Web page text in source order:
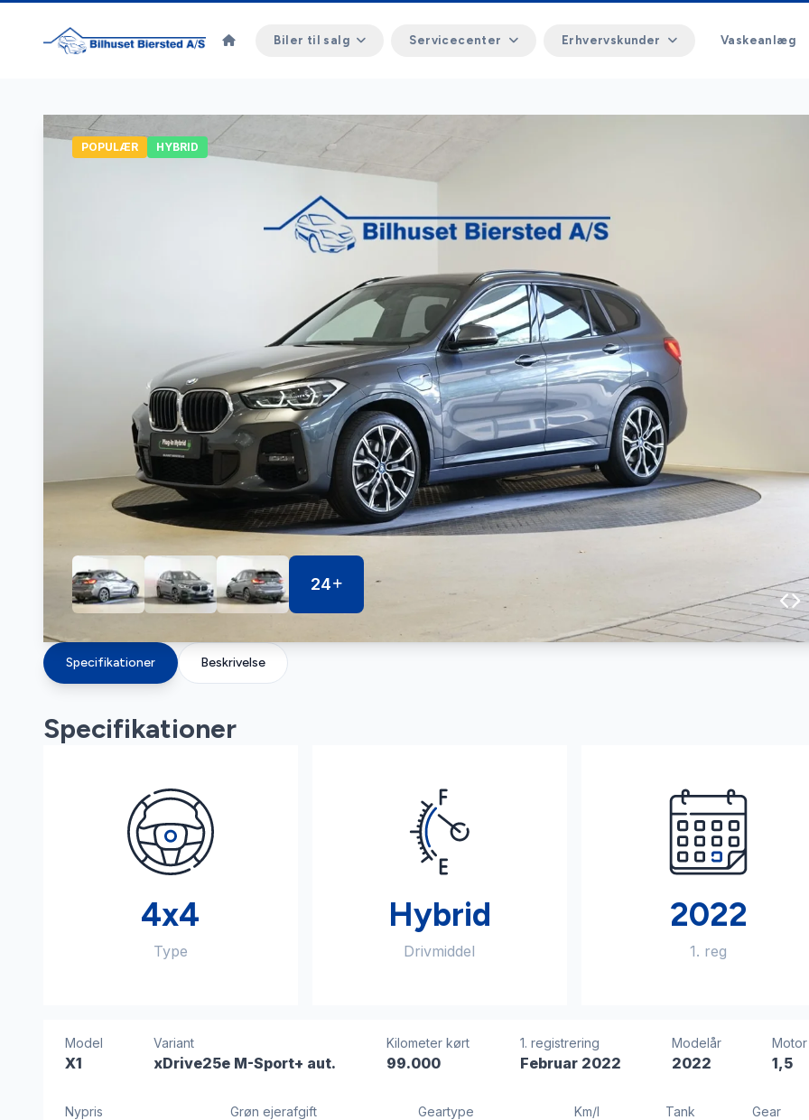
Biler til salg Servicecenter Erhvervskunder Vaskeanlæg
POPULÆR HYBRID
24
Specifikationer Beskrivelse
Specifikationer
4x4
Type
Hybrid
Drivmiddel
2022
1. reg
Model
X1
Variant
xDrive25e M-Sport+ aut.
Kilometer kørt
99.000
1. registrering
Februar 2022
Modelår
2022
Motor
1,5
Nypris Grøn ejerafgift Geartype Km/l Tank Gear